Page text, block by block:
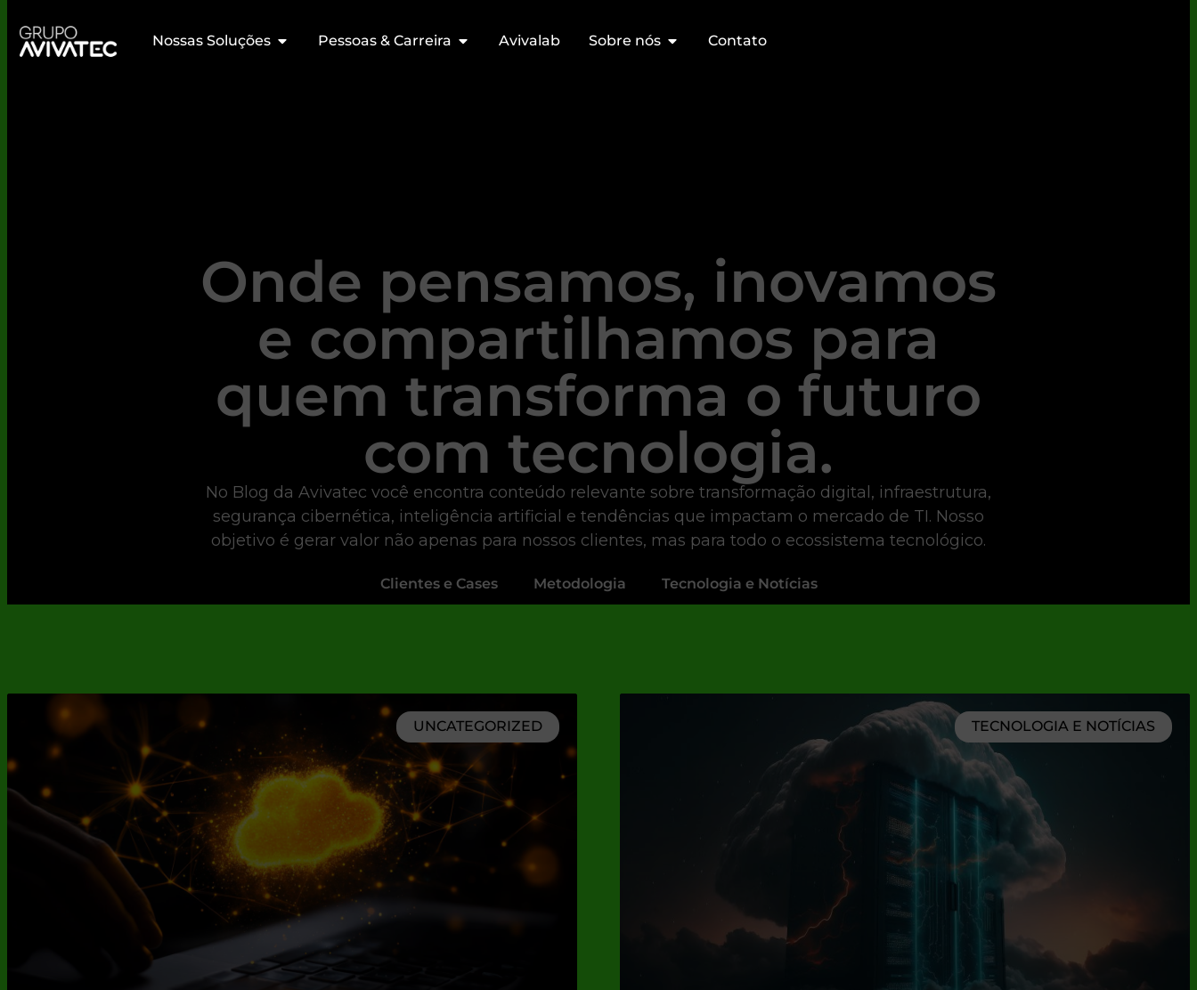
Nossas Soluções Pessoas & Carreira Avivalab Sobre nós Contato
Onde pensamos, inovamos
e compartilhamos para
quem transforma o futuro
com tecnologia.
No Blog da Avivatec você encontra conteúdo relevante sobre transformação digital, infraestrutura,
segurança cibernética, inteligência artificial e tendências que impactam o mercado de TI. Nosso
objetivo é gerar valor não apenas para nossos clientes, mas para todo o ecossistema tecnológico.
Clientes e Cases Metodologia Tecnologia e Notícias
UNCATEGORIZED TECNOLOGIA E NOTÍCIAS